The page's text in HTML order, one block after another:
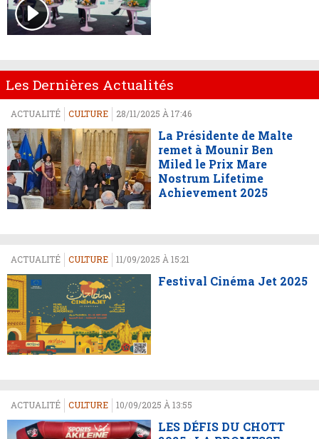
Les Dernières Actualités
ACTUALITÉ CULTURE 28/11/2025 À 17:46
La Présidente de Malte
remet à Mounir Ben
Miled le Prix Mare
Nostrum Lifetime
Achievement 2025
ACTUALITÉ CULTURE 11/09/2025 À 15:21
Festival Cinéma Jet 2025
ACTUALITÉ CULTURE 10/09/2025 À 13:55
LES DÉFIS DU CHOTT